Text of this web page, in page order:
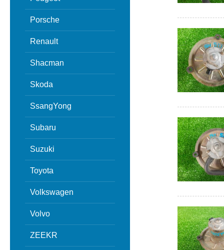
Porsche
Renault
Shacman
Skoda
SsangYong
Subaru
Suzuki
Toyota
Volkswagen
Volvo
ZEEKR